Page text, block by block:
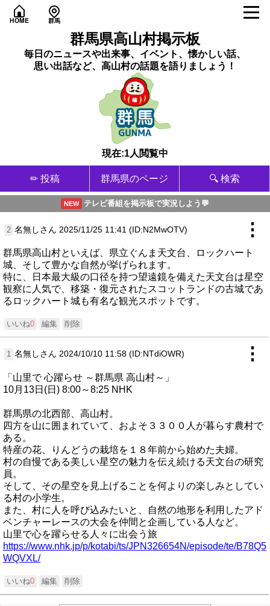
HOME 群馬
群馬県高山村掲示板
毎日のニュースや出来事、イベント、懐かしい話、
思い出話など、高山村の話題を語りましょう！
現在:1人閲覧中
✏ 投稿 群馬県のページ 🔍 検索
NEW テレビ番組を掲示板で実況しよう💬
2 名無しさん 2025/11/25 11:41 (ID:N2MwOTV) ⋮
群馬県高山村といえば、県立ぐんま天文台、ロックハート
城、そして豊かな自然が挙げられます。
特に、日本最大級の口径を持つ望遠鏡を備えた天文台は星空
観察に人気で、移築・復元されたスコットランドの古城であ
るロックハート城も有名な観光スポットです。
いいね0 編集 削除
1 名無しさん 2024/10/10 11:58 (ID:NTdiOWR) ⋮
「山里で 心躍らせ ～群馬県 高山村～」
10月13日(日) 8:00～8:25 NHK
群馬県の北西部、高山村。
四方を山に囲まれていて、およそ３３００人が暮らす農村で
ある。
特産の花、りんどうの栽培を１８年前から始めた夫婦。
村の自慢である美しい星空の魅力を伝え続ける天文台の研究
員。
そして、その星空を見上げることを何よりの楽しみとしてい
る村の小学生。
また、村に人を呼び込みたいと、自然の地形を利用したアド
ベンチャーレースの大会を仲間と企画している人など。
山里で心を躍らせる人々に出会う旅
https://www.nhk.jp/p/kotabi/ts/JPN326654N/episode/te/B78Q5
WQVXL/
いいね0 編集 削除